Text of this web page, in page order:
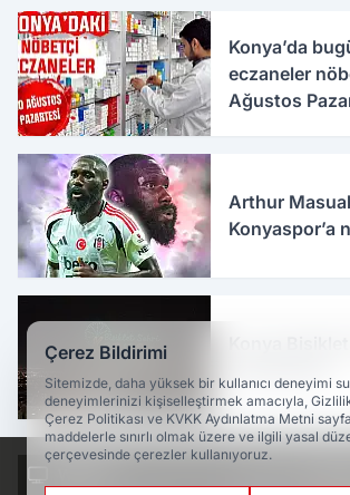
Konya’da
eczaneler
Ağustos
Arthur
Konyaspor’a
Çerez Bildirimi
Sitemizde, daha yüksek bir kullanıcı deneyimi
deneyimlerinizi kişiselleştirmek amacıyla,
Çerez Politikası ve KVKK Aydınlatma Metni
maddelerle sınırlı olmak üzere ve ilgili yasal
çerçevesinde çerezler kullanıyoruz.